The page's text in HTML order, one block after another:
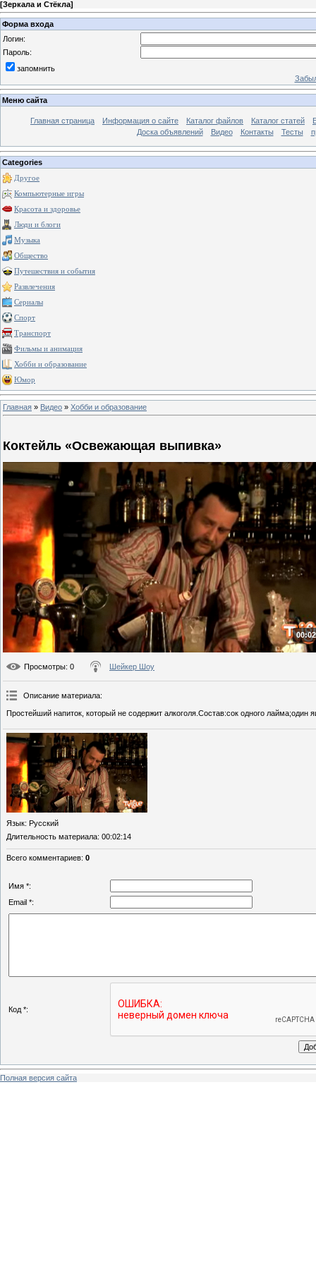
[Зеркала и Стёкла]
Форма входа
Логин:
Пароль:
запомнить
Меню сайта
Главная страница Информация о сайте Каталог файлов Каталог статей
Доска объявлений
Видео Контакты Тесты
Categories
Другое
Компьютерные игры
Красота и здоровье
Люди и блоги
Музыка
Общество
Путешествия и события
Развлечения
Сериалы
Спорт
Транспорт
Фильмы и анимация
Хобби и образование
Юмор
Главная » Видео » Хобби и образование
Коктейль «Освежающая выпивка»
Просмотры: 0 Шейкер Шоу
Описание материала:
Простейший напиток, который не содержит алкоголя.Состав:сок одного лайма;один
Язык: Русский
Длительность материала: 00:02:14
Всего комментариев: 0
Имя *:
Email *:
Код *:
Полная версия сайта